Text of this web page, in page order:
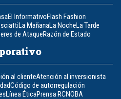
El InformativoFlash Fashion
La MañanaLa NocheLa Tarde
de AtaqueRazón de Estado
al clienteAtención al inversionista
Código de autorregulación
Línea ÉticaPrensa RCNOBA